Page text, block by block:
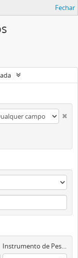
Fechar
Instrumento de Pesquisa